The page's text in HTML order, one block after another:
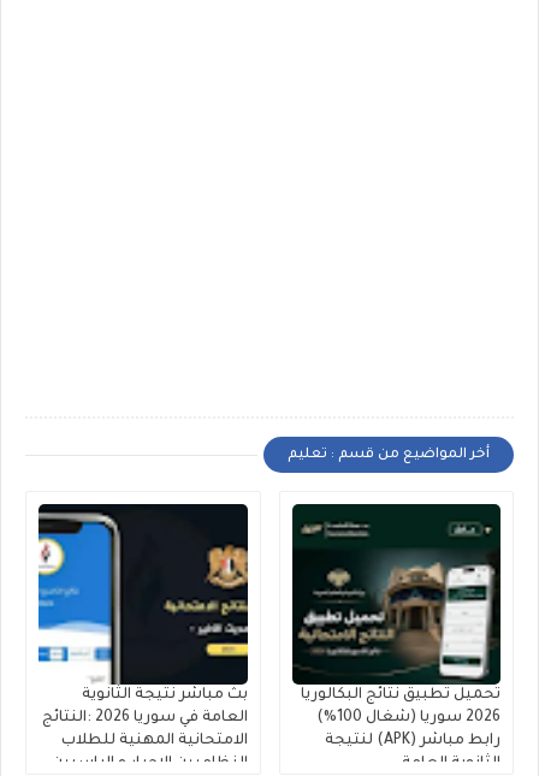
أخر المواضيع من قسم : تعليم
تحميل تطبيق نتائج البكالوريا
2026 سوريا (شغال 100%)
رابط مباشر (APK) لنتيجة
الثانوية العامة
بث مباشر نتيجة الثانوية
العامة في سوريا 2026 :النتائج
الامتحانية المهنية للطلاب
النظاميين الاحرار و الراسبين